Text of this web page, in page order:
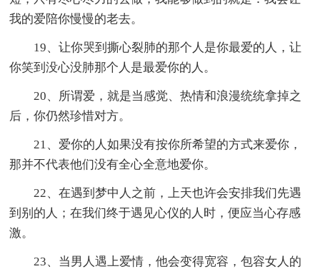
我的爱陪你慢慢的老去。
19、让你哭到撕心裂肺的那个人是你最爱的人，让
你笑到没心没肺那个人是最爱你的人。
20、所谓爱，就是当感觉、热情和浪漫统统拿掉之
后，你仍然珍惜对方。
21、爱你的人如果没有按你所希望的方式来爱你，
那并不代表他们没有全心全意地爱你。
22、在遇到梦中人之前，上天也许会安排我们先遇
到别的人；在我们终于遇见心仪的人时，便应当心存感
激。
23、当男人遇上爱情，他会变得宽容，包容女人的